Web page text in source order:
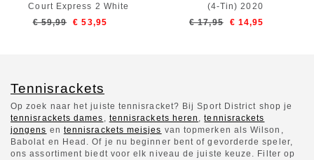
Court Express 2 White
Stargazer Neon Blaze-
€ 59,99 € 53,95
(4-Tin) 2020
€ 17,95
€ 14,95
Tennisrackets
Op zoek naar het juiste tennisracket? Bij Sport District shop je
tennisrackets dames , tennisrackets heren ,tennisrackets
jongens en tennisrackets meisjes van topmerken als Wilson,
Babolat en Head. Of je nu beginner bent of gevorderde speler,
ons assortiment biedt voor elk niveau de juiste keuze. Filter op